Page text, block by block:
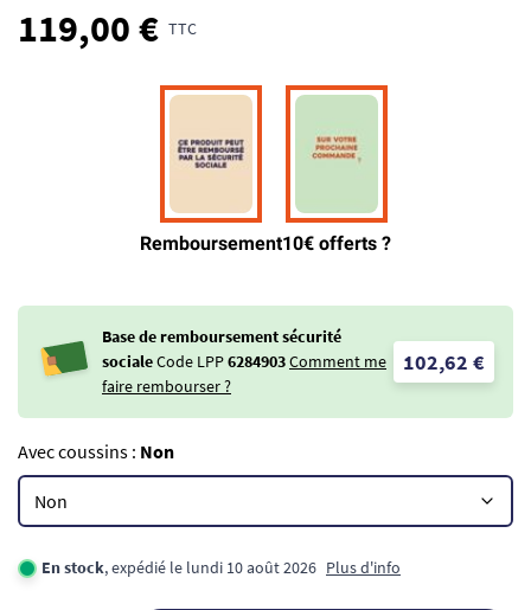
119,00 € TTC
Base de remboursement sécurité
socialeCode LPP6284903Comment me
faire rembourser ?
102,62 €
Avec coussins : Non
En stock, expédié le lundi 10 août 2026 Plus d'info